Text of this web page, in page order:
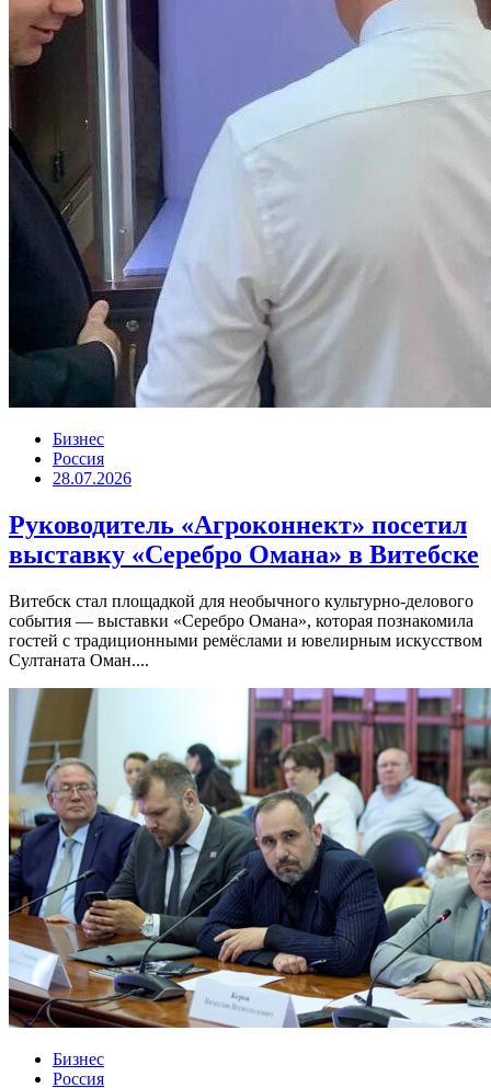
Бизнес
Россия
28.07.2026
Руководитель «Агроконнект» посетил
выставку «Серебро Омана» в Витебске
Витебск стал площадкой для необычного культурно-делового
события — выставки «Серебро Омана», которая познакомила
гостей с традиционными ремёслами и ювелирным искусством
Султаната Оман....
Бизнес
Россия